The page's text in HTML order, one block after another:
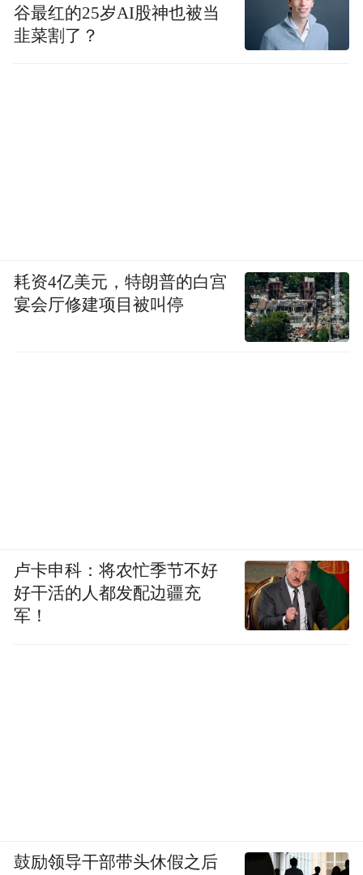
谷最红的25岁AI股神也被当
韭菜割了？
耗资4亿美元，特朗普的白宫
宴会厅修建项目被叫停
卢卡申科：将农忙季节不好
好干活的人都发配边疆充
军！
鼓励领导干部带头休假之后